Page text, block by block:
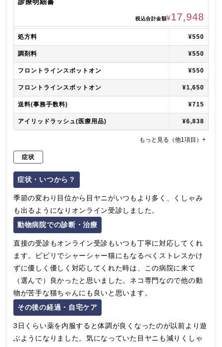
税込合計金額¥17,948
処方料 ¥550
調剤料 ¥550
フロントラインスポットオン ¥550
フロントラインスポットオン ¥1,650
送料(事務手数料) ¥715
アイリッドラッシュ(医療用品) ¥6,838
もっと見る（他1項目）+
症状
症状・いつから？
季節の変わり目位から目ヤニがいつもより多く、くしゃみ
も出るようになりオンライン受診しました。
動物病院での診断・治療
直接の受診もオンライン受診もいつも丁寧に対応してくれ
ます。ビビリでシャーシャー猫にもなるべくストレスかけ
ずに優しく優しく対応してくれた時は、この病院に来て
（選んで）良かったと思いました。ネコ専門なので他の動
物が苦手な猫ちゃんにも良いと思います。
その後の経過・自宅ケア
3日くらい薬を内服すると体調が良くなったのが以前より遊
ぶようになりました。気になっていた目ヤニも減りくしゃ